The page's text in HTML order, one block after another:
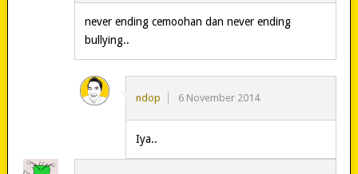
never ending cemoohan dan never ending
bullying..
ndop 6 November 2014
Iya..